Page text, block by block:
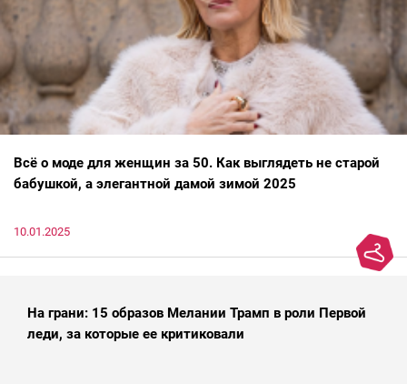
Всё о моде для женщин за 50. Как выглядеть не старой
бабушкой, а элегантной дамой зимой 2025
10.01.2025
На грани: 15 образов Мелании Трамп в роли Первой
леди, за которые ее критиковали